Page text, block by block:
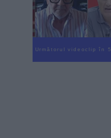
Următorul videoclip în 4